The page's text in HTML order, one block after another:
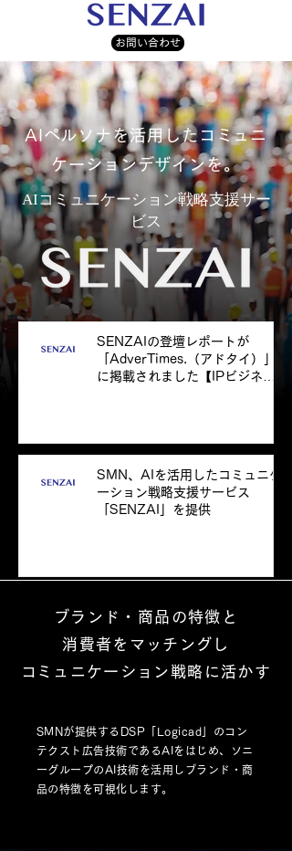
お問い合わせ
​AIペルソナを活用したコミュニ
ケーションデザインを。
AIコミュニケーション戦略支援サー
ビス
SENZAIの登壇レポートが
「AdverTimes.（アドタイ）」
に掲載されました【IPビジネス
SMN、AIを活用したコミュニケ
ーション戦略支援サービス
「SENZAI」を提供
ブランド・商品の特徴と
消費者をマッチングし
​コミュニケーション戦略に活かす
SMNが提供するDSP「Logicad」のコン
テクスト広告技術であるAIをはじめ、ソニ
ーグループのAI技術を活用しブランド・商
品の​特徴を可視化します。